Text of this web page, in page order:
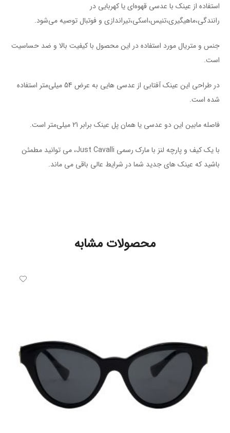
استفاده از عینک با عدسی قهوه‌ای یا کهربایی در
رانندگی،ماهیگیری،تنیس،اسکی،تیراندازی و فوتبال توصیه می‌شود.
جنس و متریال مورد استفاده در این محصول با کیفیت بالا و ضد حساسیت
است.
در طراحی این عینک آفتابی از عدسی هایی به عرض 54 میلی‌متر استفاده
شده است.
فاصله مابین این دو عدسی یا همان پل عینک برابر 21 میلی‌متر است.
با یک کیف و پارچه لنز با مارک رسمی Just Cavalli، می توانید مطمئن
باشید که عینک های جدید شما در شرایط عالی باقی می ماند.
محصولات مشابه